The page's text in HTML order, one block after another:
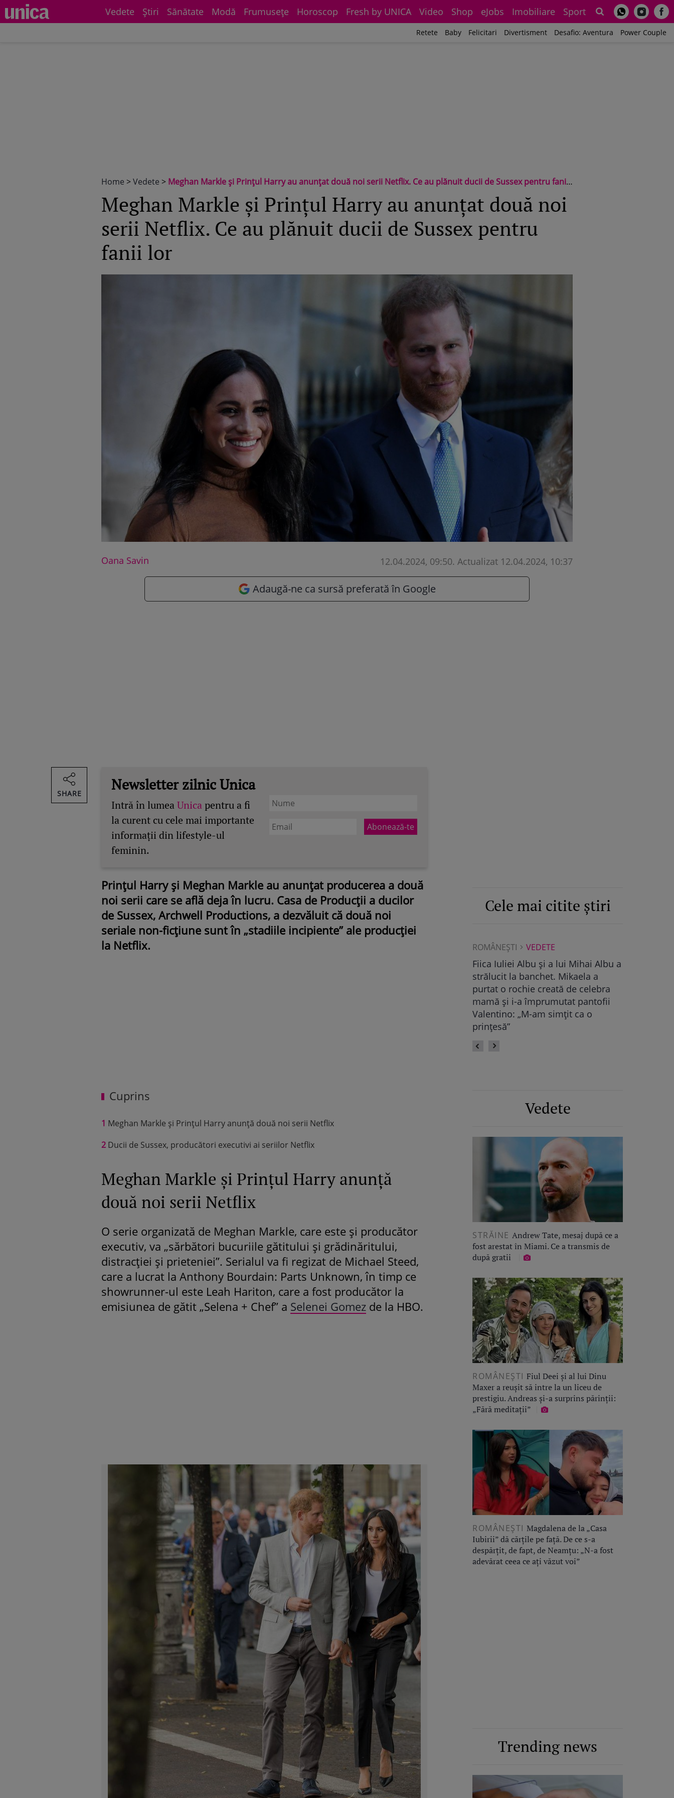
Vedete Știri Sănătate Modă Frumuseţe Horoscop Fresh by UNICA Video Shop eJobs Imobiliare Sport
Retete Baby Felicitari Divertisment Desafio: Aventura Power Couple
Home >Vedete > Meghan Markle și Prințul Harry au anunțat două noi serii Netflix. Ce au plănuit ducii de Sussex pentru fanii lor
Meghan Markle și Prințul Harry au anunțat două noi
serii Netflix. Ce au plănuit ducii de Sussex pentru
fanii lor
Oana Savin 12.04.2024, 09:50. Actualizat 12.04.2024, 10:37
Adaugă-ne ca sursă preferată în Google
Newsletter zilnic Unica
Intră în lumeaUnica pentru a fi
la curent cu cele mai importante
informații din lifestyle-ul
feminin.
Prințul Harry și Meghan Markle au anunțat producerea a două
noi serii care se află deja în lucru. Casa de Producții a ducilor
de Sussex, Archwell Productions, a dezvăluit că două noi
seriale non-ficțiune sunt în „stadiile incipiente” ale producției
la Netflix.
Cuprins
1 Meghan Markle și Prințul Harry anunță două noi serii Netflix
2 Ducii de Sussex, producători executivi ai seriilor Netflix
Meghan Markle și Prințul Harry anunță
două noi serii Netflix
O serie organizată de Meghan Markle, care este și producător
executiv, va „sărbători bucuriile gătitului și grădinăritului,
distracției și prieteniei”. Serialul va fi regizat de Michael Steed,
care a lucrat la Anthony Bourdain: Parts Unknown, în timp ce
showrunner-ul este Leah Hariton, care a fost producător la
emisiunea de gătit „Selena + Chef” a Selenei Gomez de la HBO.
SHARE
Cele mai citite știri
ROMÂNEŞTI VEDETE
Maya Castellano, show cu trupa de
dans. Cum și-a surprins Antonia
fiica: „Atât de mândră”
Vedete
STRĂINE Andrew Tate, mesaj după ce a
fost arestat în Miami. Ce a transmis de
după gratii
ROMÂNEŞTI Fiul Deei și al lui Dinu
Maxer a reușit să intre la un liceu de
prestigiu. Andreas și-a surprins părinții:
„Fără meditații”
ROMÂNEŞTI Magdalena de la „Casa
Iubirii” dă cărțile pe față. De ce s-a
despărțit, de fapt, de Neamțu: „N-a fost
adevărat ceea ce ați văzut voi”
Trending news